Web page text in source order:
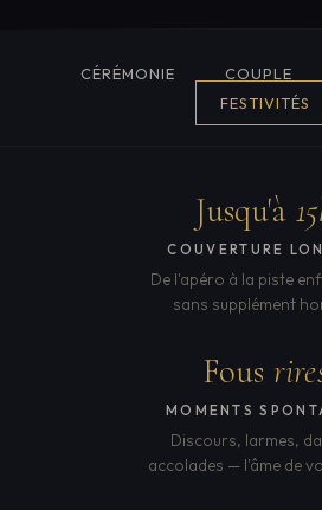
CÉRÉMONIE COUPLE
FESTIVITÉS
Jusqu'à
COUVERTURE
De l'apéro à la piste
sans supplément
Fous
MOMENTS
Discours, larmes,
accolades — l'âme de